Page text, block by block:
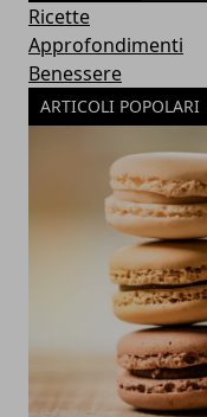
Ricette
Approfondimenti
Benessere
ARTICOLI POPOLARI